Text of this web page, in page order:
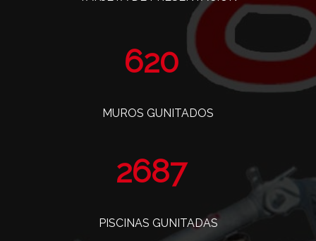
757
MUROS GUNITADOS
3284
PISCINAS GUNITADAS